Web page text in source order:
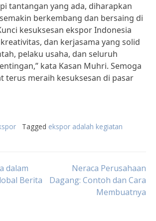
tantangan yang ada, diharapkan
berkembang dan bersaing di
kesuksesan ekspor Indonesia
dan kerjasama yang solid
pelaku usaha, dan seluruh
kata Kasan Muhri. Semoga
terus meraih kesuksesan di pasar
Tagged ekspor adalah kegiatan
dalam
Berita
Neraca Perusahaan
Dagang: Contoh dan Cara
Membuatnya